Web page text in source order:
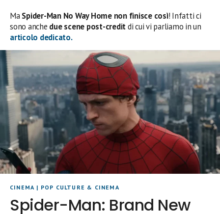
MaSpider-Man No Way Home non finisce così! Infatti ci
sono anche due scene post-creditdi cui vi parliamo in un
articolo dedicato.
CINEMA | POP CULTURE & CINEMA
Spider-Man: Brand New